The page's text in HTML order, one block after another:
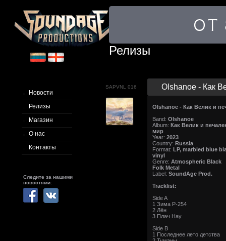
Новости
Релизы
Магазин
О нас
Контакты
Следите за нашими
новостями:
Релизы
SAPVNL 016 Olshanoe - Как
Olshanoe - Как Велик и
Band: Olshanoe
Album: Как Велик и
мир
Year: 2023
Country: Russia
Format: LP, marbled blue
vinyl
Genre: Atmospheric Black
Folk Metal
Label: SoundAge Prod.
Tracklist:
Side A
1 Зима Р-254
2 Лён
3 Плач Нау
Side B
1 Последнее лето детства